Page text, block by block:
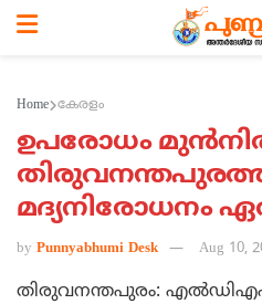
Home കേരളം
ഉപരോധം
മദ്യനിരോധനം
by Punnyabhumi Desk Aug 10,
തിരുവനന്തപുരം: